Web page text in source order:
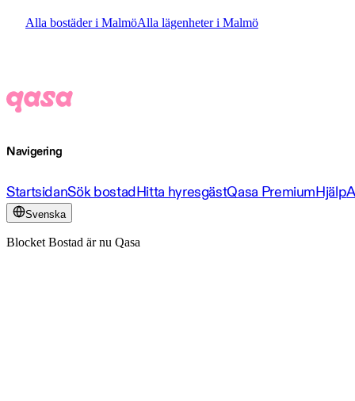
Alla bostäder i MalmöAlla lägenheter i Malmö
Navigering
StartsidanSök bostadHitta hyresgästQasa PremiumHjälp
Svenska
Blocket Bostad är nu Qasa